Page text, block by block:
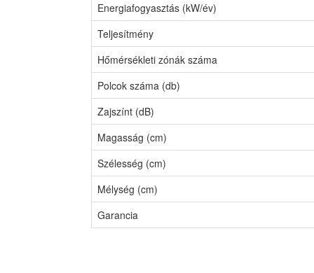
Energiafogyasztás (kW/év)
Teljesítmény
Hőmérsékleti zónák száma
Polcok száma (db)
Zajszínt (dB)
Magasság (cm)
Szélesség (cm)
Mélység (cm)
Garancia